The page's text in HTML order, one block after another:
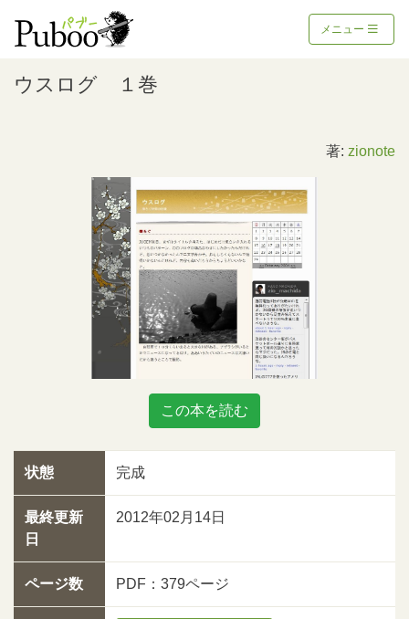
メニュー
ウスログ １巻
著: zionote
この本を読む
状態 完成
最終更新
日
2012年02月14日
ページ数 PDF：379ページ